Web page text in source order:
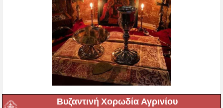
Βυζαντινή Χορωδία Αγρινίου